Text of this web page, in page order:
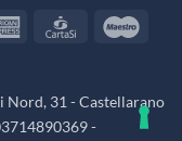
American
CartaSi
Nord, 31 - Castellarano
-